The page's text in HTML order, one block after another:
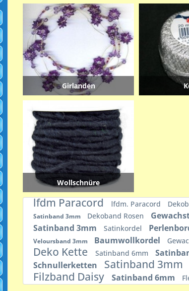
Girlanden
Wollschnüre
lfdm Paracord lfdm. Paracord
Satinband 3mm Dekoband Rosen
Satinband 3mm Satinkordel
Veloursband 3mm Baumwollkordel
Deko Kette
Satinband 6mm
Schnullerketten Satinband 3mm
Filzband Daisy Satinband 6mm